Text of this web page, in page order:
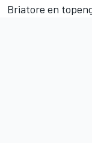
Briatore en